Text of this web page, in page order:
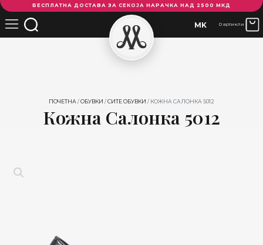
БЕСПЛАТНА ДОСТАВА ЗА СЕКОЈА НАРАЧКА НАД 2500 МКД
MK 0 артикли
ПОЧЕТНА /ОБУВКИ /СИТЕ ОБУВКИ / КОЖНА САЛОНКА 5012
Кожна Салонка 5012
Салонка
5012
количина